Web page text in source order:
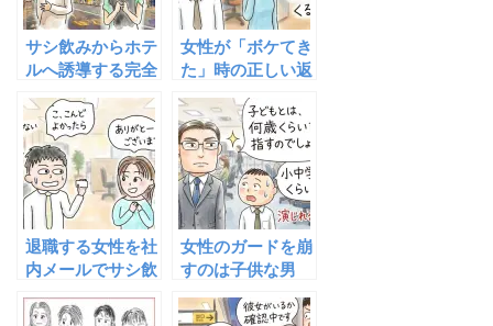
サシ飲みからホテ
ルへ誘導する完全
で終わらせないた
めのリアルな流
れ〜
女性が「ボケてき
た」時の正しい返
退職する女性を社
内メールでサシ飲
方法
女性のガードを崩
すのは子供な男